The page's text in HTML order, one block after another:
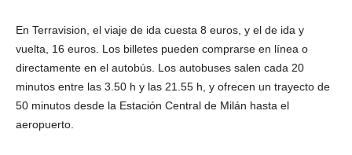
En Terravision, el viaje de ida cuesta 8 euros, y el de ida y
vuelta, 16 euros. Los billetes pueden comprarse en línea o
directamente en el autobús. Los autobuses salen cada 20
minutos entre las 3.50 h y las 21.55 h, y ofrecen un trayecto de
50 minutos desde la Estación Central de Milán hasta el
aeropuerto.